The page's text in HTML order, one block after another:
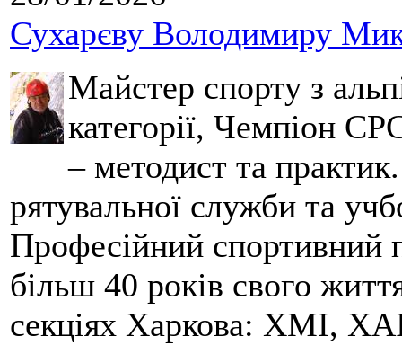
Сухарєву Володимиру
Майстер спорту з
категорії, Чемпіон
– методист та
рятувальної служби та
Професійний спортивний
більш 40 років свого
секціях Харкова: ХМІ,